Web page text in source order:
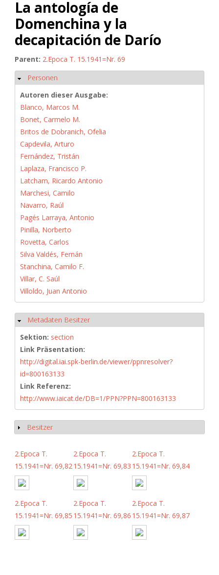
La antología de
Domenchina y la
decapitación de Darío
Parent: 2.Epoca T. 15.1941=Nr. 69
Hide
Personen
Autoren dieser Ausgabe:
Blanco, Marcos M.
Bonet, Carmelo M.
Britos de Dobranich, Ofelia
Capdevila, Arturo
Fernández, Tristán
Laplaza, Francisco P.
Latcham, Ricardo Antonio
Marchesi, Camilo
Navarro, Raúl
Pagés Larraya, Antonio
Pinilla, Norberto
Rovetta, Carlos
Silva Valdés, Fernán
Stanchina, Camilo F.
Villar, C. Saúl
Villoldo, Juan Antonio
Hide
Metadaten Besitzer
Sektion: section
Link Präsentation:
http://digital.iai.spk-berlin.de/viewer/ppnresolver?
id=800163133
Link Referenz:
http://www.iaicat.de/DB=1/PPN?PPN=800163133
Show
Besitzer
2.Epoca T.
15.1941=Nr. 69,82
2.Epoca T.
15.1941=Nr. 69,83
2.Epoca T.
15.1941=Nr. 69,84
2.Epoca T.
15.1941=Nr. 69,85
2.Epoca T.
15.1941=Nr. 69,86
2.Epoca T.
15.1941=Nr. 69,87